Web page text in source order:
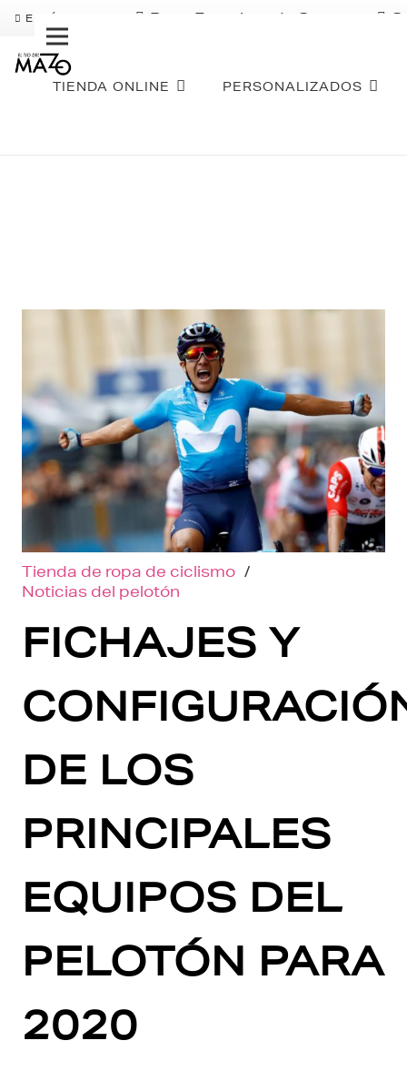
ENVÍO GRATIS Pago Fraccionado Sequra
TIENDA ONLINE PERSONALIZADOS
Tienda de ropa de ciclismo /
Noticias del pelotón
FICHAJES Y
DE LOS
PRINCIPALES
EQUIPOS DEL
PELOTÓN PARA
2020